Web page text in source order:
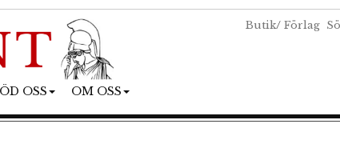
Butik/ Förlag
OSS OM OSS